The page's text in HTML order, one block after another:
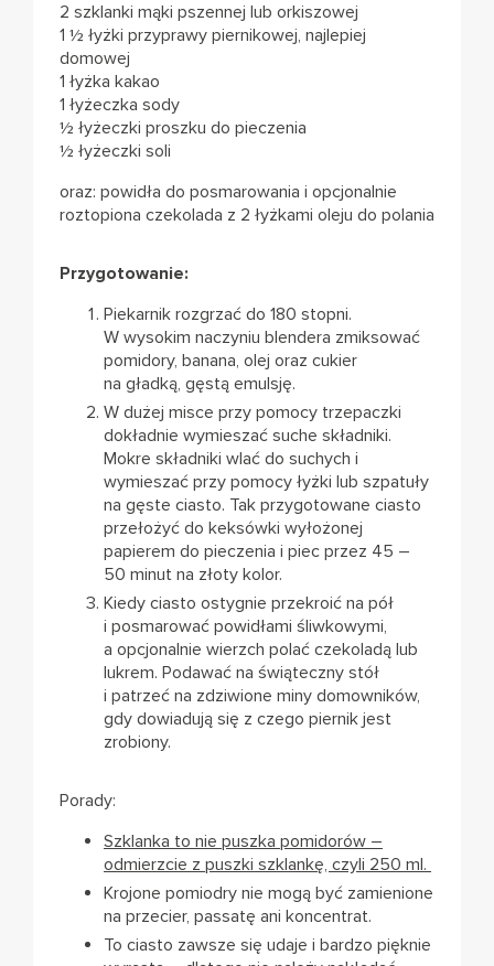
2 szklanki mąki pszennej lub orkiszowej
1 ½ łyżki przyprawy piernikowej, najlepiej
domowej
1 łyżka kakao
1 łyżeczka sody
½ łyżeczki proszku do pieczenia
½ łyżeczki soli
oraz: powidła do posmarowania i opcjonalnie
roztopiona czekolada z 2 łyżkami oleju do polania
Przygotowanie:
Piekarnik rozgrzać do 180 stopni.
W wysokim naczyniu blendera zmiksować
pomidory, banana, olej oraz cukier
na gładką, gęstą emulsję.
W dużej misce przy pomocy trzepaczki
dokładnie wymieszać suche składniki.
Mokre składniki wlać do suchych i
wymieszać przy pomocy łyżki lub szpatuły
na gęste ciasto. Tak przygotowane ciasto
przełożyć do keksówki wyłożonej
papierem do pieczenia i piec przez 45 –
50 minut na złoty kolor.
Kiedy ciasto ostygnie przekroić na pół
i posmarować powidłami śliwkowymi,
a opcjonalnie wierzch polać czekoladą lub
lukrem. Podawać na świąteczny stół
i patrzeć na zdziwione miny domowników,
gdy dowiadują się z czego piernik jest
zrobiony.
Porady:
Szklanka to nie puszka pomidorów –
odmierzcie z puszki szklankę, czyli 250 ml.
Krojone pomiodry nie mogą być zamienione
na przecier, passatę ani koncentrat.
To ciasto zawsze się udaje i bardzo pięknie